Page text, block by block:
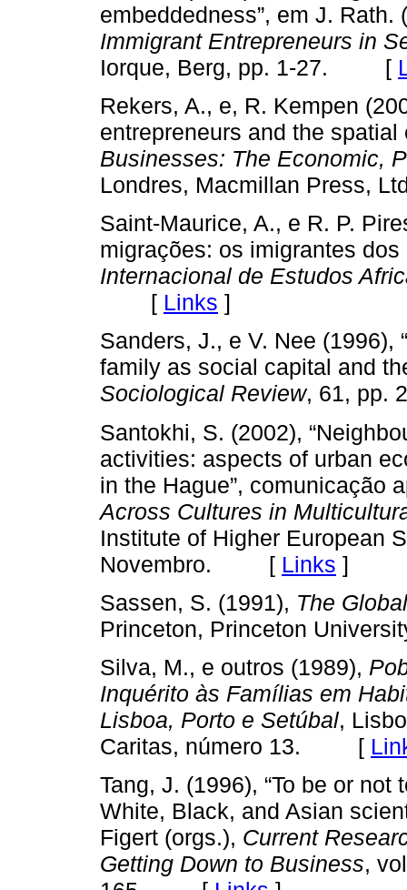
embeddedness”, em J. Rath.
Immigrant Entrepreneurs in
Iorque, Berg, pp. 1-27. [
Rekers, A., e, R. Kempen
entrepreneurs and the
Businesses: The Economic,
Londres, Macmillan
Saint-Maurice, A., e R. P.
migrações: os imigrantes
Internacional de Estudos
[ Links ]
Sanders, J., e V. Nee (1996),
family as social capital and
Sociological Review, 61,
Santokhi, S. (2002),
activities: aspects of urban
in the Hague”, comunicação
Across Cultures in
Institute of Higher European
Novembro. [ Links ]
Sassen, S. (1991), The
Princeton, Princeton
Silva, M., e outros (1989),
Inquérito às Famílias em
Lisboa, Porto e Setúbal,
Caritas, número 13. [
Tang, J. (1996), “To be or
White, Black, and Asian
Figert (orgs.), Current
Getting Down to Business,